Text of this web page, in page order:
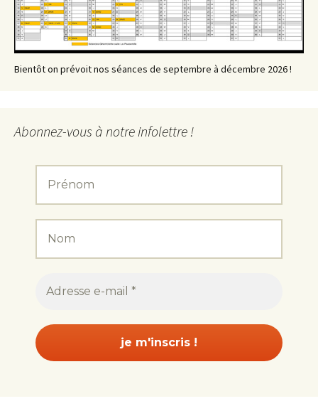
Bientôt on prévoit nos séances de septembre à décembre 2026 !
Abonnez-vous à notre infolettre !